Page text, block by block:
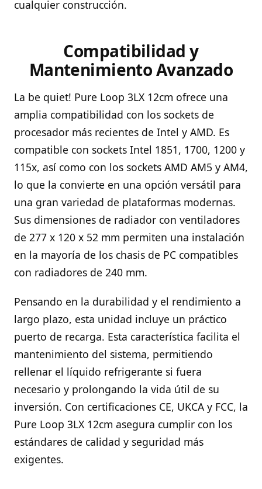
cualquier construcción.
Compatibilidad y
Mantenimiento Avanzado
La be quiet! Pure Loop 3LX 12cm ofrece una
amplia compatibilidad con los sockets de
procesador más recientes de Intel y AMD. Es
compatible con sockets Intel 1851, 1700, 1200 y
115x, así como con los sockets AMD AM5 y AM4,
lo que la convierte en una opción versátil para
una gran variedad de plataformas modernas.
Sus dimensiones de radiador con ventiladores
de 277 x 120 x 52 mm permiten una instalación
en la mayoría de los chasis de PC compatibles
con radiadores de 240 mm.
Pensando en la durabilidad y el rendimiento a
largo plazo, esta unidad incluye un práctico
puerto de recarga. Esta característica facilita el
mantenimiento del sistema, permitiendo
rellenar el líquido refrigerante si fuera
necesario y prolongando la vida útil de su
inversión. Con certificaciones CE, UKCA y FCC, la
Pure Loop 3LX 12cm asegura cumplir con los
estándares de calidad y seguridad más
exigentes.